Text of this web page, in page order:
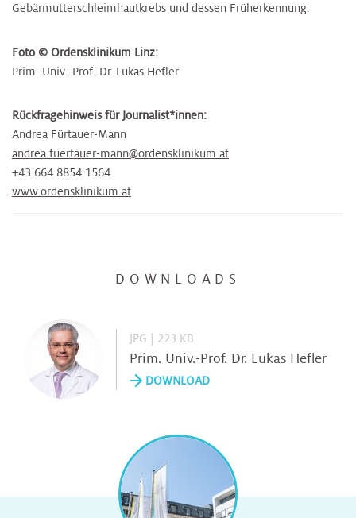
Gebärmutterschleimhautkrebs und dessen Früherkennung.
Foto © Ordensklinikum Linz:
Prim. Univ.-Prof. Dr. Lukas Hefler
Rückfragehinweis für Journalist*innen:
Andrea Fürtauer-Mann
andrea.fuertauer-mann@ordensklinikum.at
+43 664 8854 1564
www.ordensklinikum.at
DOWNLOADS
JPG | 223 KB
Prim. Univ.-Prof. Dr. Lukas Hefler
DOWNLOAD